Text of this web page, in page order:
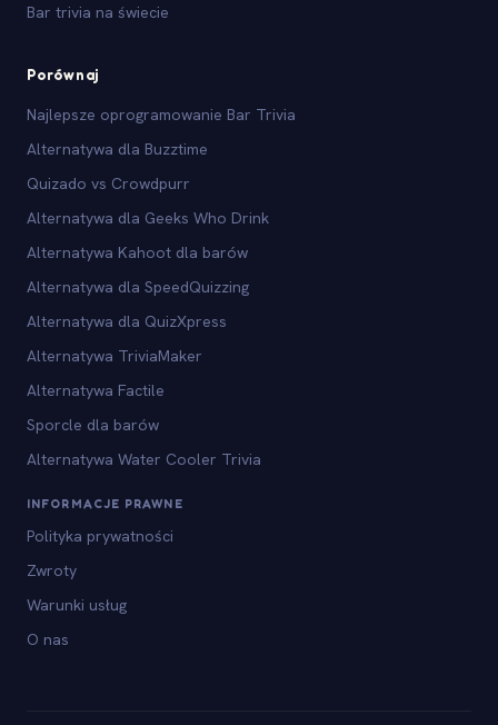
Bar trivia na świecie
Porównaj
Najlepsze oprogramowanie Bar Trivia
Alternatywa dla Buzztime
Quizado vs Crowdpurr
Alternatywa dla Geeks Who Drink
Alternatywa Kahoot dla barów
Alternatywa dla SpeedQuizzing
Alternatywa dla QuizXpress
Alternatywa TriviaMaker
Alternatywa Factile
Sporcle dla barów
Alternatywa Water Cooler Trivia
INFORMACJE PRAWNE
Polityka prywatności
Zwroty
Warunki usług
O nas